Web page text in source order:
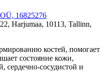
16825276
Harjumaa, 10113, Tallinn,
костей, помогает
состояние кожи,
сердечно-сосудистой и